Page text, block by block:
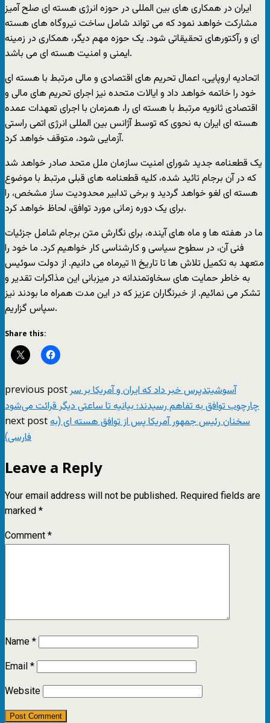
ایران در همکاری های بین المللی در حوزه انرژی هسته ای صلح آمیز
مشارکت خواهد نمود که می تواند شامل ساخت نیروگاه های هسته
ای و رآکتورهای تحقیقاتی شود. یک حوزه مهم دیگر، همکاری در زمینه
ایمنی و امنیت هسته ای می باشد.
اتحادیه اروپایی، اعمال تحریم های اقتصادی و مالی مرتبط با هسته ای
خود را خاتمه خواهد داد و ایالات متحده نیز اجرای تحریم های مالی و
اقتصادی ثانویه مرتبط با هسته ای را، همزمان با اجرای تعهدات عمده
هسته ای ایران به نحوی که توسط آژانس بین المللی انرژی اتمی راستی
آزمایی شود، متوقف خواهد کرد.
یک قطعنامه جدید شورای امنیت سازمان ملل متحد صادر خواهد شد
که در آن برجام تائید شده، کلیه قطعنامه های قبلی مرتبط با موضوع
هسته ای لغو خواهد گردید و برخی تدابیر محدودیت ساز مشخص، را
برای یک دوره زمانی مورد توافق، لحاظ خواهد کرد.
ما در هفته ها و ماه های آینده، برای نگارش متن برجام شامل جزئیات
فنی آن، در سطوح سیاسی و کارشناسی کار خواهیم کرد. ما خود را
متعهد به تکمیل تلاش ها تا تاریخ ۱۱ تیرماه می دانیم. از دولت سوئیس
به خاطر حمایت های سخاوتمندانه در میزبانی این مذاکرات تقدیر و
تشکر می نمائیم. از خبرنگاران عزیز که در این مدت همراه ما بودند نیز
سپاس گزاریم.
Share this:
previous postآسوشیتدپرس خبر داد که ایران و آمریکا بر سر
چارچوب توافق به تفاهم رسیدند؛ بیانیه تا ساعتی دیگر قرائت می‌شود
next postسخنان رئيس جمهور آمريکا پس از توافق هسته ای (به
فارسی)
Leave a Reply
Your email address will not be published. Required fields are
marked*
Comment*
Name*
Email*
Website